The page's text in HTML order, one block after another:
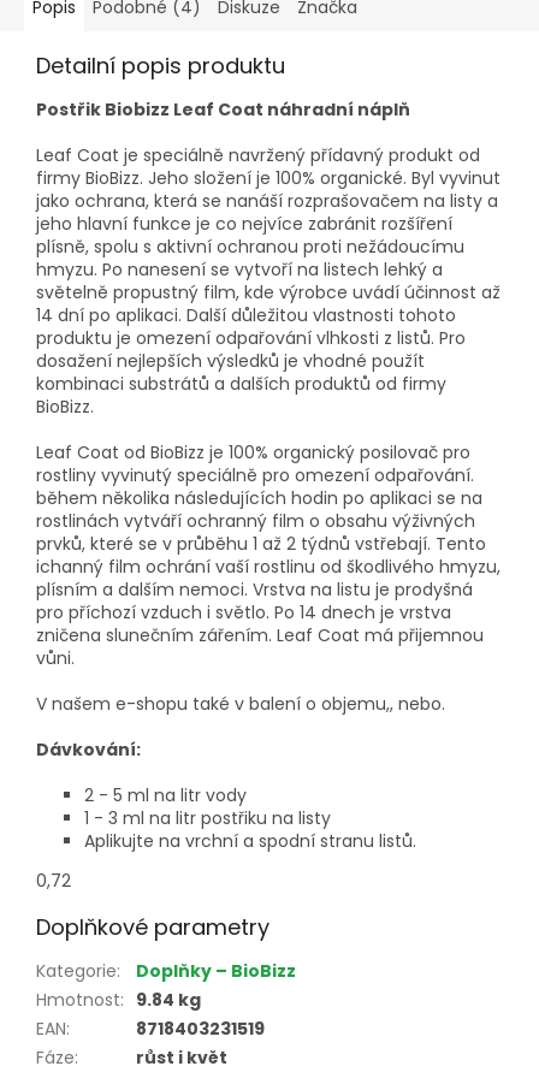
Popis Podobné (4) Diskuze Značka
Detailní popis produktu
Postřik Biobizz Leaf Coat náhradní náplň
Leaf Coat je speciálně navržený přídavný produkt od
firmy BioBizz. Jeho složení je 100% organické. Byl vyvinut
jako ochrana, která se nanáší rozprašovačem na listy a
jeho hlavní funkce je co nejvíce zabránit rozšíření
plísně, spolu s aktivní ochranou proti nežádoucímu
hmyzu. Po nanesení se vytvoří na listech lehký a
světelně propustný film, kde výrobce uvádí účinnost až
14 dní po aplikaci. Další důležitou vlastnosti tohoto
produktu je omezení odpařování vlhkosti z listů. Pro
dosažení nejlepších výsledků je vhodné použít
kombinaci substrátů a dalších produktů od firmy
BioBizz.
Leaf Coat od BioBizz je 100% organický posilovač pro
rostliny vyvinutý speciálně pro omezení odpařování.
během několika následujících hodin po aplikaci se na
rostlinách vytváří ochranný film o obsahu výživných
prvků, které se v průběhu 1 až 2 týdnů vstřebají. Tento
ichanný film ochrání vaší rostlinu od škodlivého hmyzu,
plísním a dalším nemoci. Vrstva na listu je prodyšná
pro příchozí vzduch i světlo. Po 14 dnech je vrstva
zničena slunečním zářením. Leaf Coat má přijemnou
vůni.
V našem e-shopu také v balení o objemu,, nebo.
Dávkování:
2 - 5 ml na litr vody
1 - 3 ml na litr postřiku na listy
Aplikujte na vrchní a spodní stranu listů.
0,72
Doplňkové parametry
Kategorie:
Doplňky – BioBizz
Hmotnost: 9.84 kg
EAN:
8718403231519
Fáze:
růst i květ